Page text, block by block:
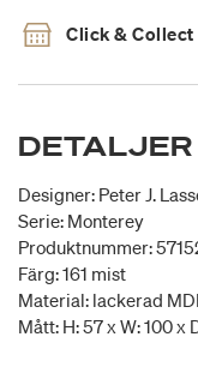
Click & Collect
DETALJER
Designer: Peter J.
Serie: Monterey
Produktnummer:
Färg: 161 mist
Material: lackerad
Mått: H: 57 x W: 100 x